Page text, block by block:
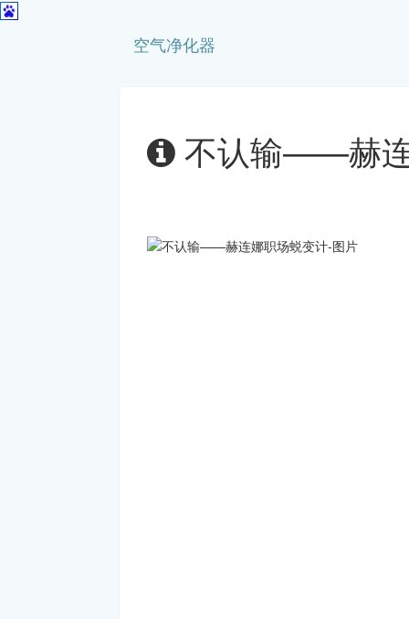
空气净化器
不认输——赫